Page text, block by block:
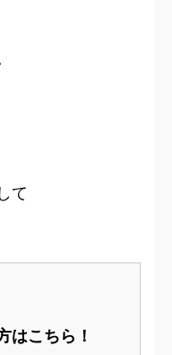
て
はこちら！